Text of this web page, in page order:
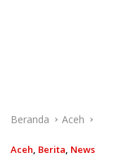
Beranda Aceh
Aceh, Berita, News